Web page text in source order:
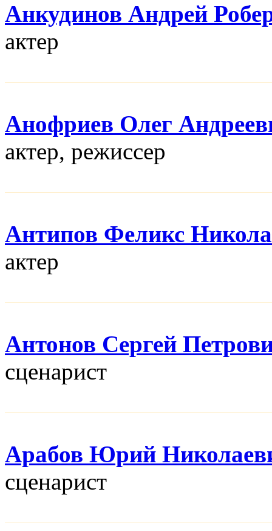
Анкудинов Андрей
актер
Анофриев Олег
актер, режисcер
Антипов Феликс
актер
Антонов Сергей
сценарист
Арабов Юрий
сценарист